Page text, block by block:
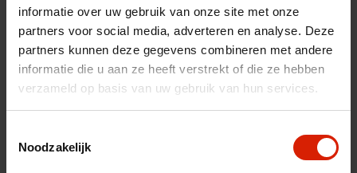
informatie over uw gebruik van onze site met onze
partners voor social media, adverteren en analyse. Deze
partners kunnen deze gegevens combineren met andere
informatie die u aan ze heeft verstrekt of die ze hebben
verzameld op basis van uw gebruik van hun services.
Noodzakelijk
Trier par: